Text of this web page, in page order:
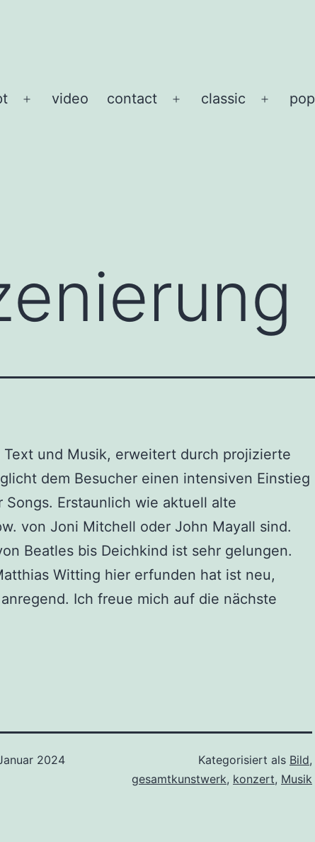
Menü
video contact
Menü
classic
Menü
pop
Text und Musik, erweitert durch projizierte
dem Besucher einen intensiven Einstieg
Songs. Erstaunlich wie aktuell alte
von Joni Mitchell oder John Mayall sind.
Beatles bis Deichkind ist sehr gelungen.
Witting hier erfunden hat ist neu,
Ich freue mich auf die nächste
2024
Kategorisiert als Bild,
gesamtkunstwerk, konzert, Musik